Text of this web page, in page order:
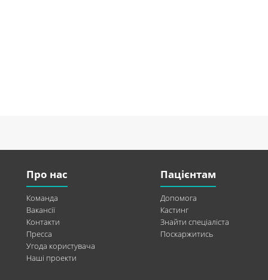
Про нас
Команда
Вакансії
Контакти
Пресса
Угода користувача
Наші проекти
Пацієнтам
Допомога
Кастинг
Знайти спеціаліста
Поскаржитись